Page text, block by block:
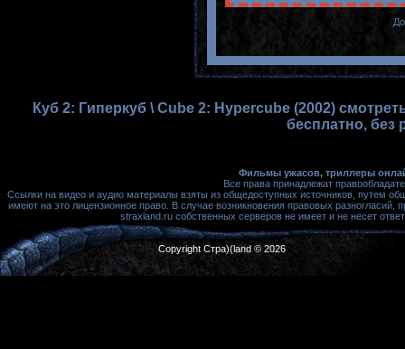
Куб 2: Гиперкуб \ Cube 2: Hypercube (2002)
бесплатно, без
Фильмы ужасов, триллеры
Все права принадлежат
Ссылки на видео и аудио материалы взяты из общедоступных источников, путем
имеют на это лицензионное право. В случае возникновения правовых
straxland.ru собственных серверов не имеет и не несет
Copyright Стра)(land © 2026